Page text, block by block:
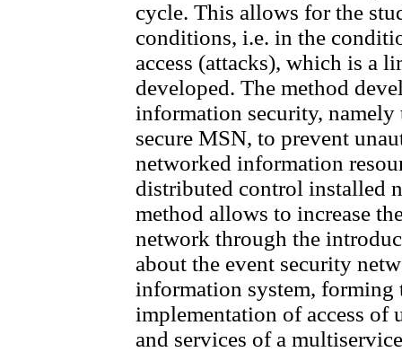
cycle. This allows for the
conditions, i.e. in the
access (attacks), which is a
developed. The method
information security,
secure MSN, to prevent
networked information
distributed control installed
method allows to increase
network through the
about the event security
information system, forming
implementation of access of
and services of a